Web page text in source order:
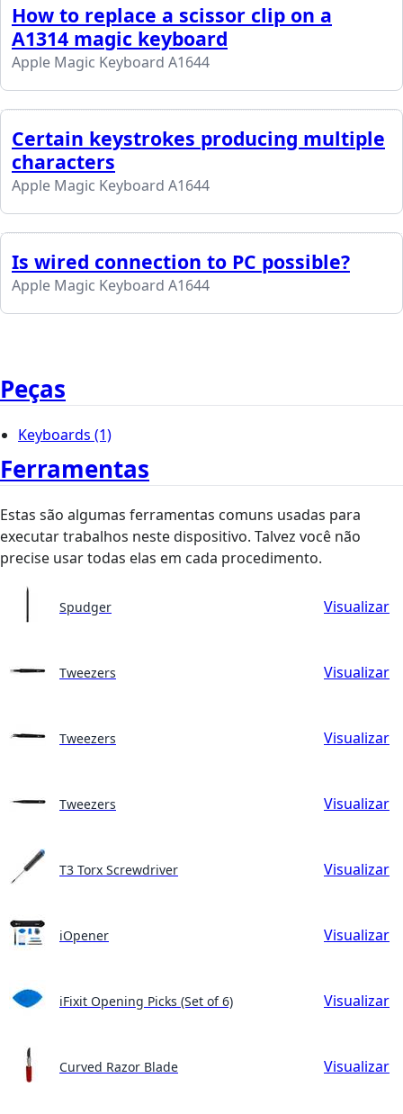
How to replace a scissor clip on a
A1314 magic keyboard
Apple Magic Keyboard A1644
Certain keystrokes producing multiple
characters
Apple Magic Keyboard A1644
Is wired connection to PC possible?
Apple Magic Keyboard A1644
Peças
Keyboards (1)
Ferramentas
Estas são algumas ferramentas comuns usadas para
executar trabalhos neste dispositivo. Talvez você não
precise usar todas elas em cada procedimento.
Spudger Visualizar
Tweezers Visualizar
Tweezers Visualizar
Tweezers Visualizar
T3 Torx Screwdriver Visualizar
iOpener Visualizar
iFixit Opening Picks (Set of 6) Visualizar
Curved Razor Blade Visualizar